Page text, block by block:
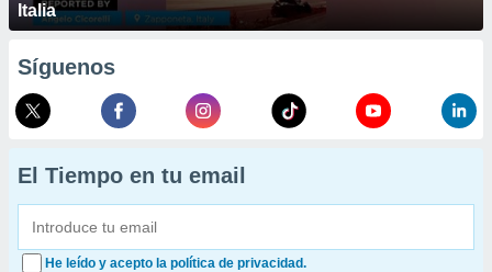
Italia
Síguenos
El Tiempo en tu email
He leído y acepto la política de privacidad.